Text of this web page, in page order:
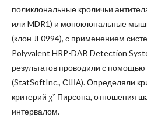
поликлональные кроличьи
или MDR1) и моноклональные
(клон JF0994), с применением
Polyvalent HRP-DAB Detection
результатов проводили с
(StatSoftInc., США). Определяли
критерий χ² Пирсона, отношения
интервалом.